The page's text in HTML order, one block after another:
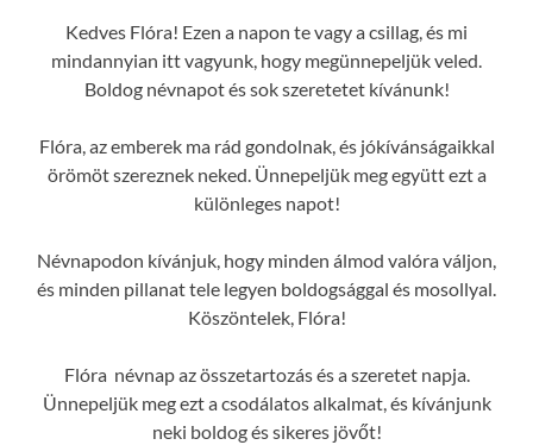
Kedves Flóra! Ezen a napon te vagy a csillag, és mi
mindannyian itt vagyunk, hogy megünnepeljük veled.
Boldog névnapot és sok szeretetet kívánunk!
Flóra, az emberek ma rád gondolnak, és jókívánságaikkal
örömöt szereznek neked. Ünnepeljük meg együtt ezt a
különleges napot!
Névnapodon kívánjuk, hogy minden álmod valóra váljon,
és minden pillanat tele legyen boldogsággal és mosollyal.
Köszöntelek, Flóra!
Flóra névnap az összetartozás és a szeretet napja.
Ünnepeljük meg ezt a csodálatos alkalmat, és kívánjunk
neki boldog és sikeres jövőt!